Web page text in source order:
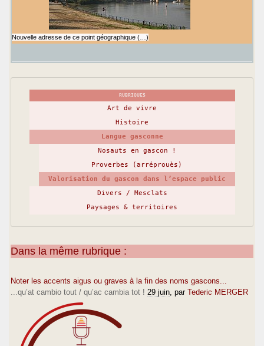
Nouvelle adresse de ce point géographique (…)
RUBRIQUES
Art de vivre
Histoire
Langue gasconne
Nosauts en gascon !
Proverbes (arréprouès)
Valorisation du gascon dans l’espace public
Divers / Mesclats
Paysages & territoires
Dans la même rubrique :
Noter les accents aigus ou graves à la fin des noms gascons...
...qu’at cambio tout / qu’ac cambia tot ! 29 juin , par Tederic MERGER